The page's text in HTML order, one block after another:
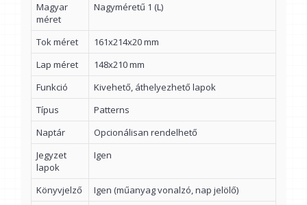
Magyar
méret
Nagyméretű 1 (L)
Tok méret
161x214x20 mm
Lap méret
148x210 mm
Funkció
Kivehető, áthelyezhető lapok
Típus
Patterns
Naptár
Opcionálisan rendelhető
Jegyzet
lapok
Igen
Könyvjelző
Igen (műanyag vonalzó, nap jelölő)